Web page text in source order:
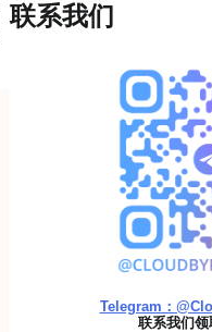
联系我们
Telegram：
联系我们领